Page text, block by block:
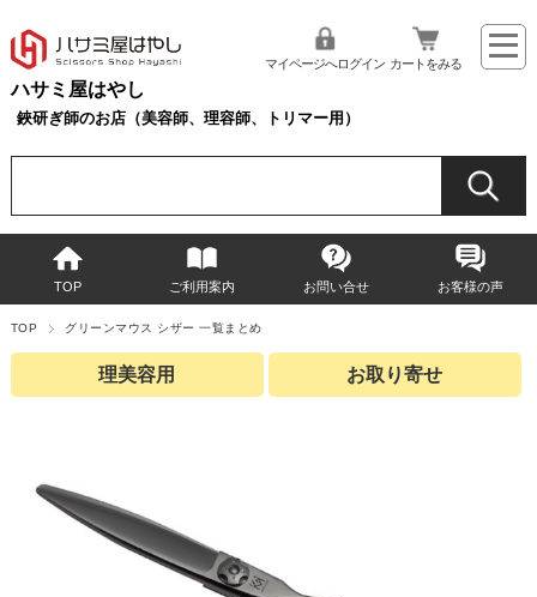
ハサミ屋はやし
鋏研ぎ師のお店（美容師、理容師、トリマー用）
マイページへログイン カートをみる
TOP ご利用案内 お問い合せ お客様の声
TOP グリーンマウス シザー 一覧まとめ
理美容用 お取り寄せ